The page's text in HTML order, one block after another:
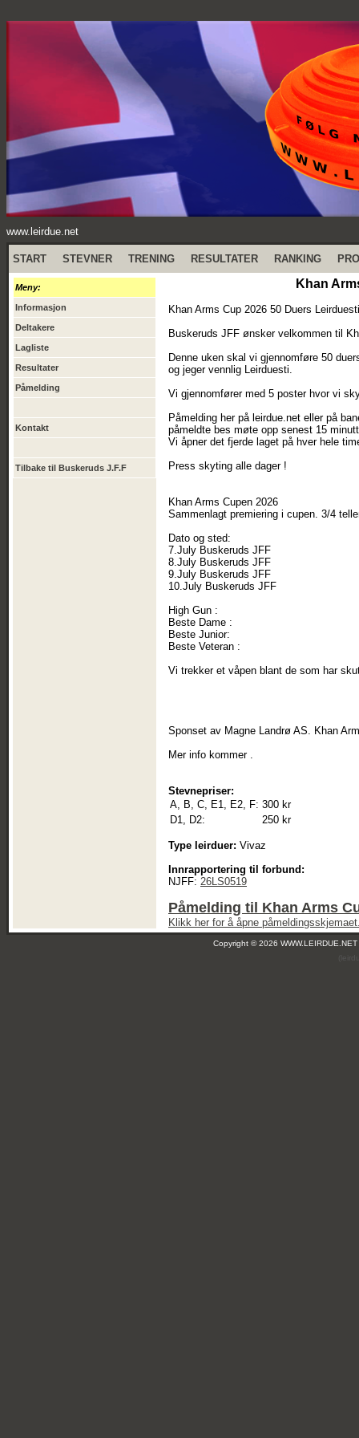
www.leirdue.net
START STEVNER TRENING RESULTATER RANKING
Meny:
Informasjon
Deltakere
Lagliste
Resultater
Påmelding
Kontakt
Tilbake til Buskeruds J.F.F
Khan
Khan Arms Cup 2026 50 Duers
Buskeruds JFF ønsker velkommen til
Denne uken skal vi gjennomføre 50
og jeger vennlig Leirduesti.
Vi gjennomfører med 5 poster hvor vi
Påmelding her på leirdue.net eller på
påmeldte bes møte opp senest 15
Vi åpner det fjerde laget på hver hele
Press skyting alle dager !
Khan Arms Cupen 2026
Sammenlagt premiering i cupen. 3/4
Dato og sted:
7.July Buskeruds JFF
8.July Buskeruds JFF
9.July Buskeruds JFF
10.July Buskeruds JFF
High Gun :
Beste Dame :
Beste Junior:
Beste Veteran :
Vi trekker et våpen blant de som har
Sponset av Magne Landrø AS. Khan
Mer info kommer .
Stevnepriser:
A, B, C, E1, E2, F: 300 kr
D1, D2:
250 kr
Type leirduer: Vivaz
Innrapportering til forbund:
NJFF: 26LS0519
Påmelding til Khan Arms
Klikk her for å åpne
Copyright © 2026